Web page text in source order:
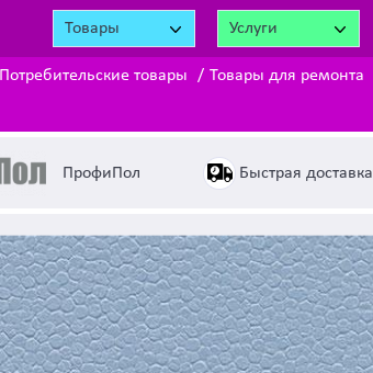
Товары Услуги
Потребительские товары Товары для ремонта
ПрофиПол Быстрая доставка